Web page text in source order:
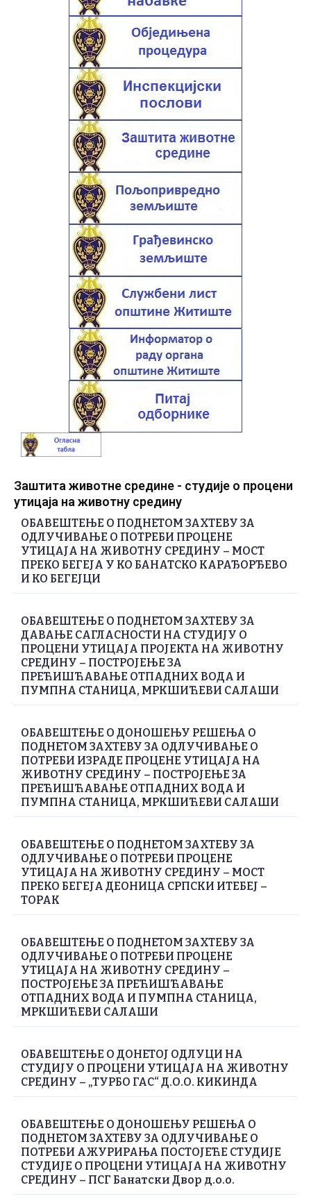
Заштита животне средине - студије о процени
утицаја на животну средину
ОБАВЕШТЕЊЕ О ПОДНЕТОМ ЗАХТЕВУ ЗА
ОДЛУЧИВАЊЕ О ПОТРЕБИ ПРОЦЕНЕ
УТИЦАЈА НА ЖИВОТНУ СРЕДИНУ – МОСТ
ПРЕКО БЕГЕЈА У КО БАНАТСКО КАРАЂОРЂЕВО
И КО БЕГЕЈЦИ
ОБАВЕШТЕЊЕ О ПОДНЕТОМ ЗАХТЕВУ ЗА
ДАВАЊЕ САГЛАСНОСТИ НА СТУДИЈУ О
ПРОЦЕНИ УТИЦАЈА ПРОЈЕКТА НА ЖИВОТНУ
СРЕДИНУ – ПОСТРОЈЕЊЕ ЗА
ПРЕЋИШЋАВАЊЕ ОТПАДНИХ ВОДА И
ПУМПНА СТАНИЦА, МРКШИЋЕВИ САЛАШИ
ОБАВЕШТЕЊЕ О ДОНОШЕЊУ РЕШЕЊА О
ПОДНЕТОМ ЗАХТЕВУ ЗА ОДЛУЧИВАЊЕ О
ПОТРЕБИ ИЗРАДЕ ПРОЦЕНЕ УТИЦАЈА НА
ЖИВОТНУ СРЕДИНУ – ПОСТРОЈЕЊЕ ЗА
ПРЕЋИШЋАВАЊЕ ОТПАДНИХ ВОДА И
ПУМПНА СТАНИЦА, МРКШИЋЕВИ САЛАШИ
ОБАВЕШТЕЊЕ О ПОДНЕТОМ ЗАХТЕВУ ЗА
ОДЛУЧИВАЊЕ О ПОТРЕБИ ПРОЦЕНЕ
УТИЦАЈА НА ЖИВОТНУ СРЕДИНУ – МОСТ
ПРЕКО БЕГЕЈА ДЕОНИЦА СРПСКИ ИТЕБЕЈ –
ТОРАК
ОБАВЕШТЕЊЕ О ПОДНЕТОМ ЗАХТЕВУ ЗА
ОДЛУЧИВАЊЕ О ПОТРЕБИ ПРОЦЕНЕ
УТИЦАЈА НА ЖИВОТНУ СРЕДИНУ –
ПОСТРОЈЕЊЕ ЗА ПРЕЋИШЋАВАЊЕ
ОТПАДНИХ ВОДА И ПУМПНА СТАНИЦА,
МРКШИЋЕВИ САЛАШИ
ОБАВЕШТЕЊЕ О ДОНЕТОЈ ОДЛУЦИ НА
СТУДИЈУ О ПРОЦЕНИ УТИЦАЈА НА ЖИВОТНУ
СРЕДИНУ – „ТУРБО ГАС“ Д.О.О. КИКИНДА
ОБАВЕШТЕЊЕ О ДОНОШЕЊУ РЕШЕЊА О
ПОДНЕТОМ ЗАХТЕВУ ЗА ОДЛУЧИВАЊЕ О
ПОТРЕБИ АЖУРИРАЊА ПОСТОЈЕЋЕ СТУДИЈЕ
СТУДИЈЕ О ПРОЦЕНИ УТИЦАЈА НА ЖИВОТНУ
СРЕДИНУ – ПСГ Банатски Двор д.о.о.